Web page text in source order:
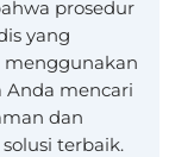
prosedur
yang
menggunakan
Anda mencari
dan
terbaik.